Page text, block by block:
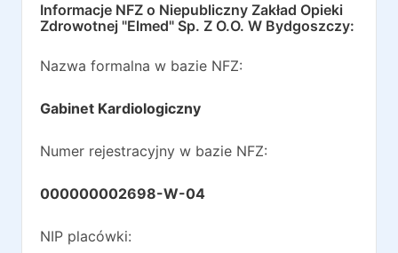
Informacje NFZ o Niepubliczny Zakład Opieki
Zdrowotnej "Elmed" Sp. Z O.O. W Bydgoszczy:
Nazwa formalna w bazie NFZ:
Gabinet Kardiologiczny
Numer rejestracyjny w bazie NFZ:
000000002698-W-04
NIP placówki: